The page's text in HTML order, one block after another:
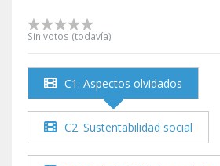
Sin votos (todavía)
C1. Aspectos olvidados
C2. Sustentabilidad social